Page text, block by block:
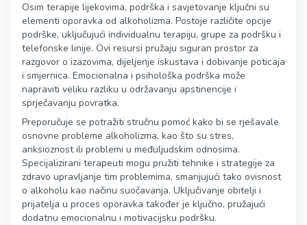
Osim terapije lijekovima, podrška i savjetovanje ključni su
elementi oporavka od alkoholizma. Postoje različite opcije
podrške, uključujući individualnu terapiju, grupe za podršku i
telefonske linije. Ovi resursi pružaju siguran prostor za
razgovor o izazovima, dijeljenje iskustava i dobivanje poticaja
i smjernica. Emocionalna i psihološka podrška može
napraviti veliku razliku u održavanju apstinencije i
sprječavanju povratka.
Preporučuje se potražiti stručnu pomoć kako bi se rješavale
osnovne probleme alkoholizma, kao što su stres,
anksioznost ili problemi u međuljudskim odnosima.
Specijalizirani terapeuti mogu pružiti tehnike i strategije za
zdravo upravljanje tim problemima, smanjujući tako ovisnost
o alkoholu kao načinu suočavanja. Uključivanje obitelji i
prijatelja u proces oporavka također je ključno, pružajući
dodatnu emocionalnu i motivacijsku podršku.